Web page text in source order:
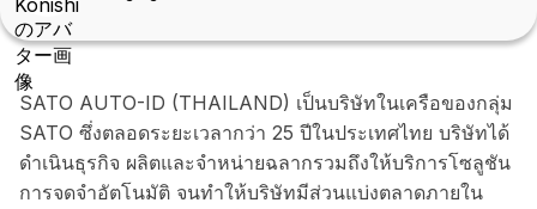
SATO AUTO-ID (THAILAND) เป็นบริษัทในเครือของกลุ่ม
SATO ซึ่งตลอดระยะเวลากว่า 25 ปีในประเทศไทย บริษัทได้
ดำเนินธุรกิจ ผลิตและจำหน่ายฉลากรวมถึงให้บริการโซลูชัน
การจดจำอัตโนมัติ จนทำให้บริษัทมีส่วนแบ่งตลาดภายใน